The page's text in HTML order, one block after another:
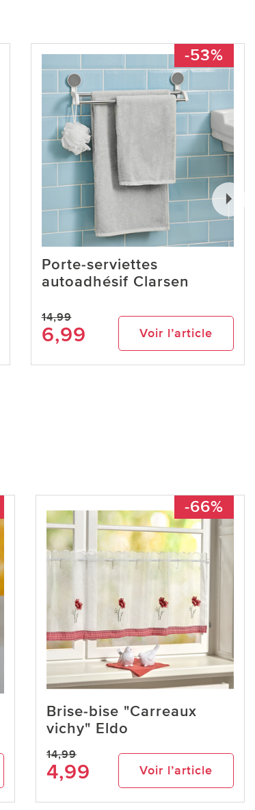
-53%
Porte-serviettes
autoadhésif Clarsen
14,99
6,99 Voir l’article
-66%
Brise-bise "Carreaux
vichy" Eldo
14,99
4,99 Voir l’article